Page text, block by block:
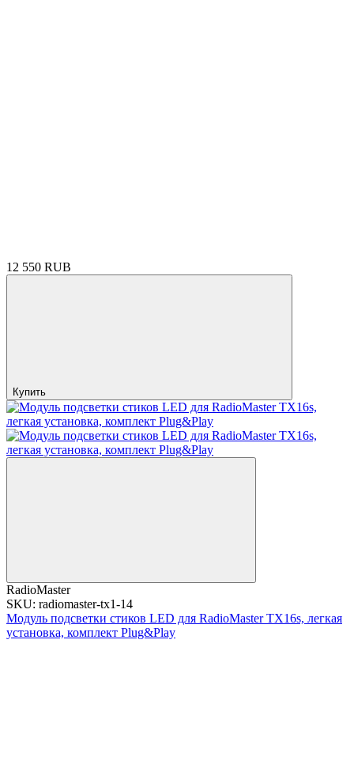
12 550 RUB
Купить
RadioMaster
SKU: radiomaster-tx1-14
Модуль подсветки стиков LED для RadioMaster TX16s, легкая
установка, комплект Plug&Play